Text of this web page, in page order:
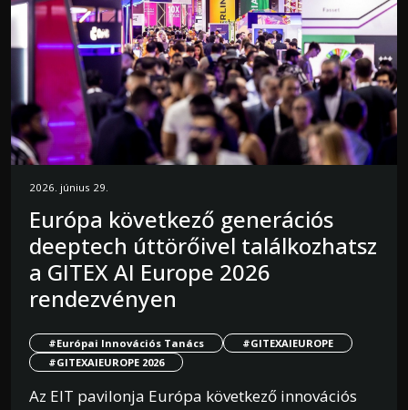
2026. június 29.
Európa következő generációs
deeptech úttörőivel találkozhatsz
a GITEX AI Europe 2026
rendezvényen
#Európai Innovációs Tanács
#GITEXAIEUROPE
#GITEXAIEUROPE 2026
Az EIT pavilonja Európa következő innovációs